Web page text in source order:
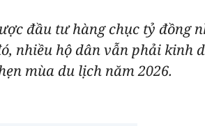
đầu tư hàng chục tỷ đồng
nhiều hộ dân vẫn phải kinh
mùa du lịch năm 2026.